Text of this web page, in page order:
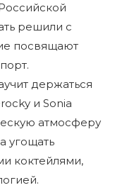
решили с
посвящают
держаться
и Sonia
атмосферу
угощать
коктейлями,